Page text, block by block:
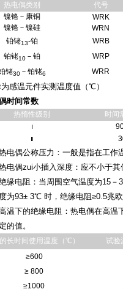
热电偶类别
代号
镍铬－康铜
WRK
镍铬－镍硅
WRN
铂铑13-铂
WRB
铂铑10 －铂
WRP
铑30 －铂铑6 WRR
感温元件实测温度值（℃）
时间常数
热惰性级别 时间
Ⅰ
Ⅱ
偶公称压力：一般是指在工作
偶zui小插入深度：应不小于其
电阻：当周围空气温度为15－
为93± 3℃ 时，绝缘电阻≥0.5兆
下的绝缘电阻：热电偶在高温
的值。
长时间使用温度（℃）
试
≥600
≥ 800
≥1000